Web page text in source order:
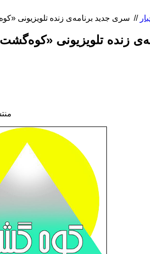
//
زنده‌ تلویزیونی